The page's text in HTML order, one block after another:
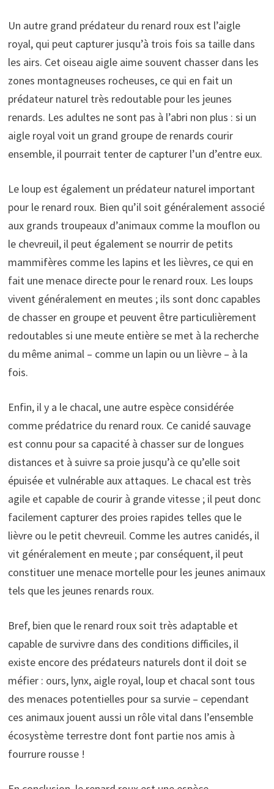
Un autre grand prédateur du renard roux est l’aigle
royal, qui peut capturer jusqu’à trois fois sa taille dans
les airs. Cet oiseau aigle aime souvent chasser dans les
zones montagneuses rocheuses, ce qui en fait un
prédateur naturel très redoutable pour les jeunes
renards. Les adultes ne sont pas à l’abri non plus : si un
aigle royal voit un grand groupe de renards courir
ensemble, il pourrait tenter de capturer l’un d’entre eux.
Le loup est également un prédateur naturel important
pour le renard roux. Bien qu’il soit généralement associé
aux grands troupeaux d’animaux comme la mouflon ou
le chevreuil, il peut également se nourrir de petits
mammifères comme les lapins et les lièvres, ce qui en
fait une menace directe pour le renard roux. Les loups
vivent généralement en meutes ; ils sont donc capables
de chasser en groupe et peuvent être particulièrement
redoutables si une meute entière se met à la recherche
du même animal – comme un lapin ou un lièvre – à la
fois.
Enfin, il y a le chacal, une autre espèce considérée
comme prédatrice du renard roux. Ce canidé sauvage
est connu pour sa capacité à chasser sur de longues
distances et à suivre sa proie jusqu’à ce qu’elle soit
épuisée et vulnérable aux attaques. Le chacal est très
agile et capable de courir à grande vitesse ; il peut donc
facilement capturer des proies rapides telles que le
lièvre ou le petit chevreuil. Comme les autres canidés, il
vit généralement en meute ; par conséquent, il peut
constituer une menace mortelle pour les jeunes animaux
tels que les jeunes renards roux.
Bref, bien que le renard roux soit très adaptable et
capable de survivre dans des conditions difficiles, il
existe encore des prédateurs naturels dont il doit se
méfier : ours, lynx, aigle royal, loup et chacal sont tous
des menaces potentielles pour sa survie – cependant
ces animaux jouent aussi un rôle vital dans l’ensemble
écosystème terrestre dont font partie nos amis à
fourrure rousse !